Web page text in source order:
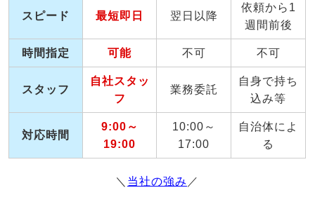
スピード 最短即日 翌日以降
依頼から1
週間前後
時間指定 可能 不可 不可
スタッフ
自社スタッ
フ
業務委託
自身で持ち
込み等
対応時間
9:00～
19:00
10:00～
17:00
自治体によ
る
＼ 当社の強み ／